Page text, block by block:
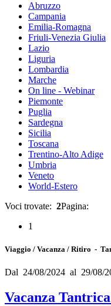
Abruzzo
Campania
Emilia-Romagna
Friuli-Venezia Giulia
Lazio
Liguria
Lombardia
Marche
On line - Webinar
Piemonte
Puglia
Sardegna
Sicilia
Toscana
Trentino-Alto Adige
Umbria
Veneto
World-Estero
Voci trovate: 2Pagina:
1
Viaggio / Vacanza / Ritiro -
Dal 24/08/2024 al 29/08/
Vacanza